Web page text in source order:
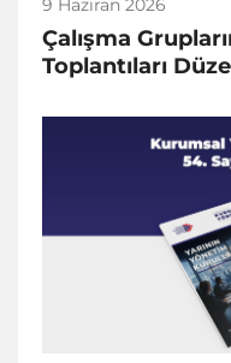
9 Haziran 2026
Çalışma
Toplantıları